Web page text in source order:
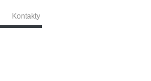
Kontakty